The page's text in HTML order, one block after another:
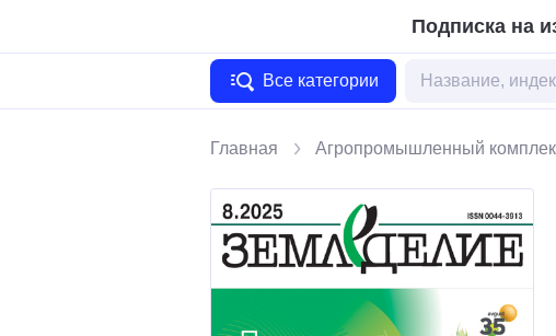
Подписка на
Все категории
Главная Агропромышленный